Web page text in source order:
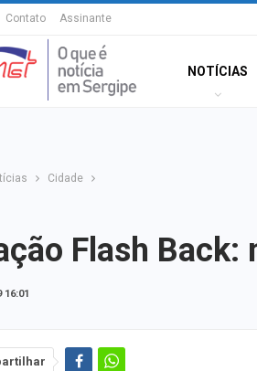
Contato Assinante
NOTÍCIAS
Cidade
Flash
16:01